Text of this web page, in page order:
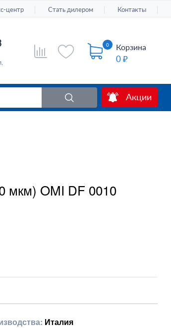
центр Стать дилером Контакты
0 Корзина
0 ₽
Акции
мкм) OMI DF 0010
Италия